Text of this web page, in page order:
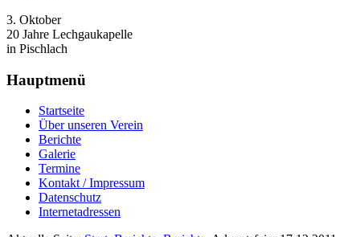
3. Oktober
20 Jahre Lechgaukapelle
in Pischlach
Hauptmenü
Startseite
Über unseren Verein
Berichte
Galerie
Termine
Kontakt / Impressum
Datenschutz
Internetadressen